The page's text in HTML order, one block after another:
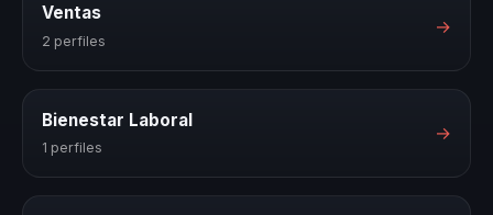
Ventas
2 perfiles
→
Bienestar Laboral
1 perfiles
→